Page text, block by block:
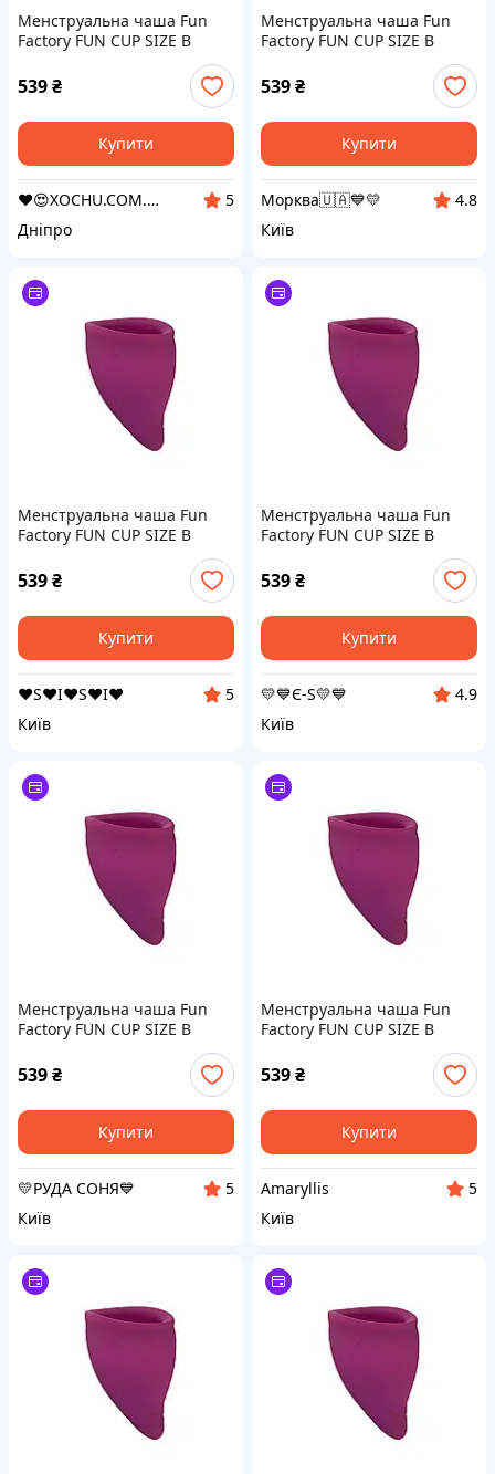
Менструальна чаша Fun
Factory FUN CUP SIZE B
539₴
Купити
❤️😍XOCHU.COM.UA❤️😍
5
Дніпро
Менструальна чаша Fun
Factory FUN CUP SIZE B
539₴
Купити
Морква🇺🇦💙💛
4.8
Київ
Менструальна чаша Fun
Factory FUN CUP SIZE B
539₴
Купити
❤️S❤️I❤️S❤️I❤️
5
Київ
Менструальна чаша Fun
Factory FUN CUP SIZE B
539₴
Купити
💛💙Є-S💛💙
4.9
Київ
Менструальна чаша Fun
Factory FUN CUP SIZE B
539₴
Купити
💛РУДА СОНЯ💙
5
Київ
Менструальна чаша Fun
Factory FUN CUP SIZE B
539₴
Купити
Amaryllis
5
Київ